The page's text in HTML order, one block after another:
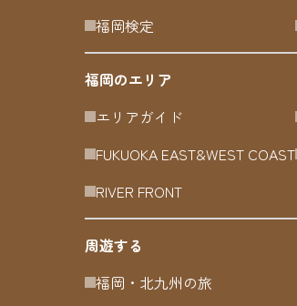
福岡検定
福岡のエリア
エリアガイド
FUKUOKA EAST&WEST COAST
RIVER FRONT
周遊する
福岡・北九州の旅